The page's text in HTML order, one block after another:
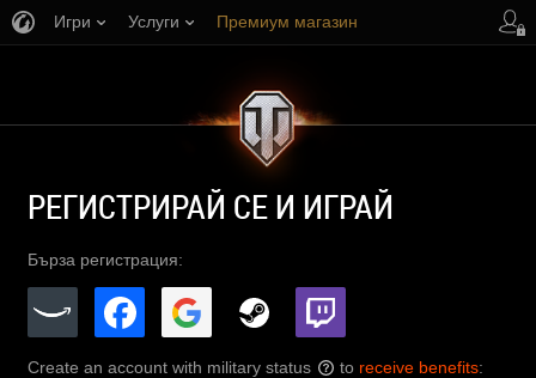
Игри Услуги Премиум магазин
РЕГИСТРИРАЙ СЕ И ИГРАЙ
Бърза регистрация:
Create an account with military status ? to receive benefits: